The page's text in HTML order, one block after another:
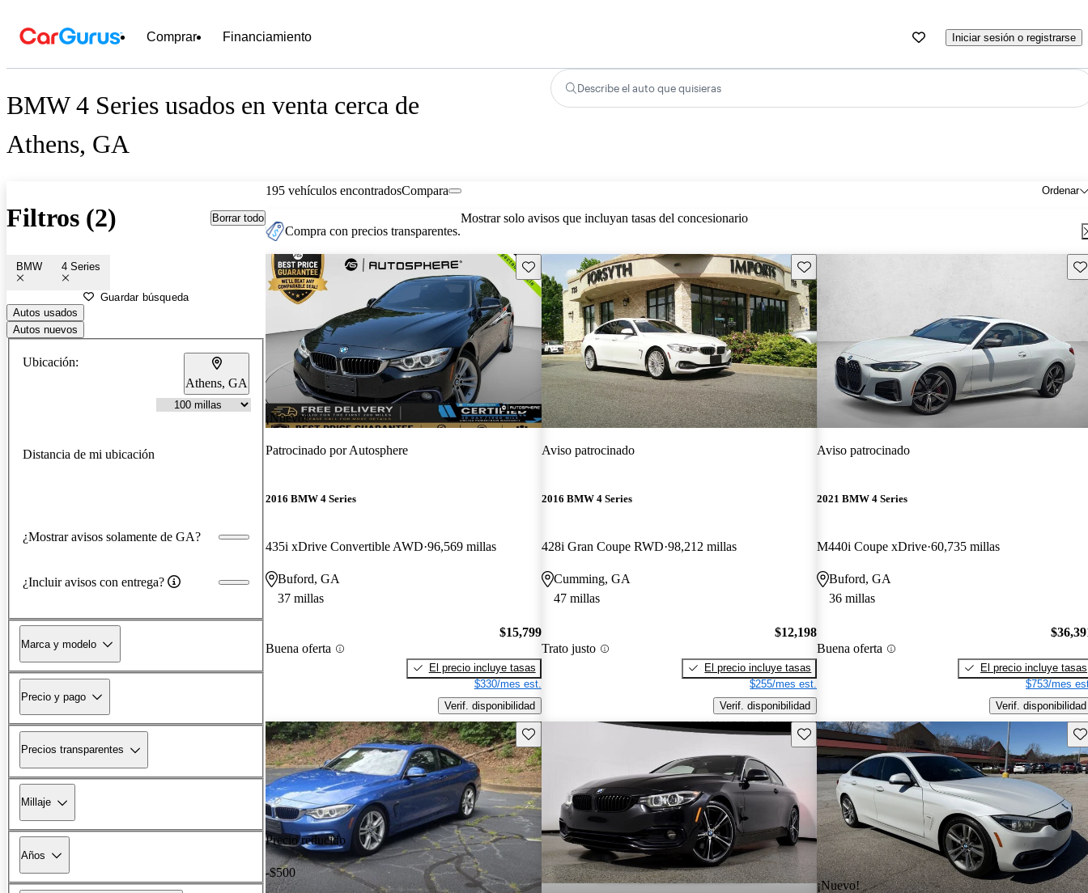
Comprar Financiamiento Iniciar sesión o registrarse
BMW 4 Series usados en venta cerca de
Athens, GA
Describe el auto que quisieras
Filtros (2) Borrar todo
BMW 4 Series
Guardar búsqueda
Autos usados
Autos nuevos
Ubicación:
Athens, GA
Distancia de mi ubicación
¿Mostrar avisos solamente de GA?
¿Incluir avisos con entrega?
Marca y modelo
Precio y pago
Precios transparentes
Millaje
Años
195 vehículos encontrados Ordenar
Compara
Compra con precios transparentes.
Mostrar solo avisos que incluyan tasas del concesionario
¡Nuevo!
Guarda este Aviso
Patrocinado porAutosphere
2016 BMW 4 Series
435i xDrive Convertible AWD 96,569 millas
Buford, GA
37 millas
Buena oferta
$15,799
El precio incluye tasas
$330/mes est.
Verif. disponibilidad
Guarda este Aviso
Aviso patrocinado
2016 BMW 4 Series
428i Gran Coupe RWD 98,212 millas
Cumming, GA
47 millas
Trato justo
$12,198
El precio incluye tasas
$255/mes est.
Verif. disponibilidad
Aviso patrocinado
2021 BMW 4 Series
M440i Coupe xDrive 60,735 millas
Buford, GA
36 millas
Buena oferta
El precio incluye tasas
$753/mes
Verif. disponibilidad
Precio reducido
-$500
Guarda este Aviso Guarda este Aviso
¡Nuevo!